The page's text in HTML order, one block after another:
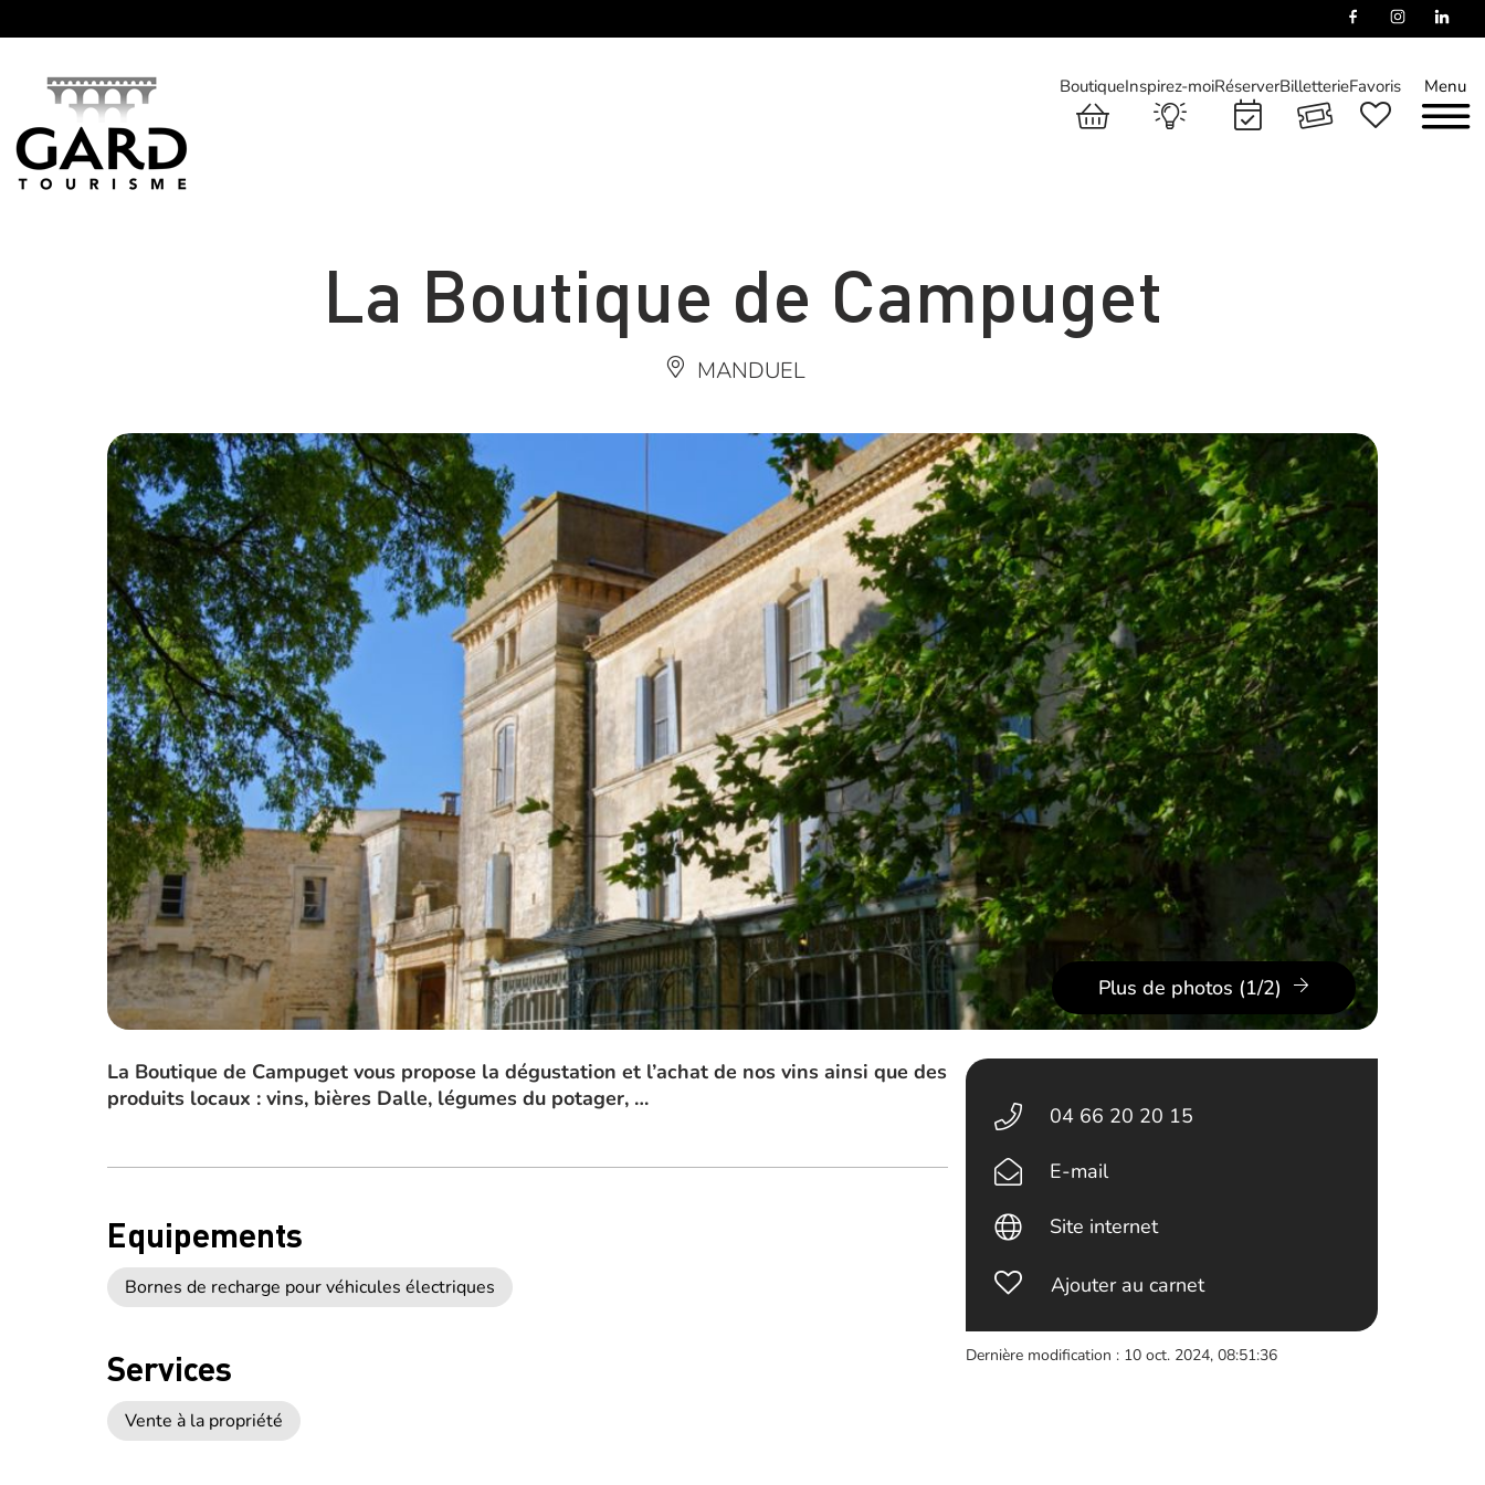
Menu
BoutiqueInspirez-moiRéserverBilletterieFavoris
La Boutique de Campuget
MANDUEL
Plus de photos (1/2)
La Boutique de Campuget vous propose la dégustation et l’achat de nos vins ainsi que des
produits locaux : vins, bières Dalle, légumes du potager, …
Equipements
Bornes de recharge pour véhicules électriques
Services
Vente à la propriété
04 66 20 20 15
E-mail
Site internet
Ajouter au carnet
Dernière modification : 10 oct. 2024, 08:51:36